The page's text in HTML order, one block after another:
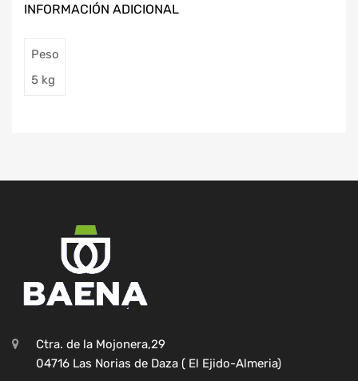
INFORMACIÓN ADICIONAL
Peso
5 kg
Ctra. de la Mojonera,29
04716 Las Norias de Daza ( El Ejido-Almeria)